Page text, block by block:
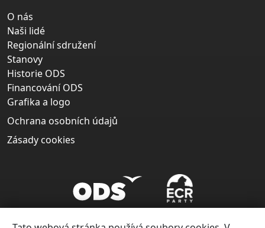
O nás
Naši lidé
Regionální sdružení
Stanovy
Historie ODS
Financování ODS
Grafika a logo
Ochrana osobních údajů
Zásady cookies